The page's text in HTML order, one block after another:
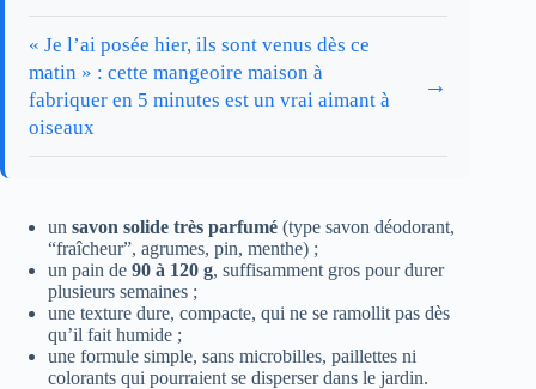
« Je l’ai posée hier, ils sont venus dès ce
matin » : cette mangeoire maison à
fabriquer en 5 minutes est un vrai aimant à
oiseaux
→
un savon solide très parfumé (type savon déodorant,
“fraîcheur”, agrumes, pin, menthe) ;
un pain de 90 à 120 g, suffisamment gros pour durer
plusieurs semaines ;
une texture dure, compacte, qui ne se ramollit pas dès
qu’il fait humide ;
une formule simple, sans microbilles, paillettes ni
colorants qui pourraient se disperser dans le jardin.